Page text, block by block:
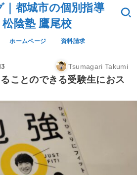
｜都城市の個別指導
松陰塾 鷹尾校
ホームページ 資料請求
Tsumagari Takumi
ことのできる受験生におス